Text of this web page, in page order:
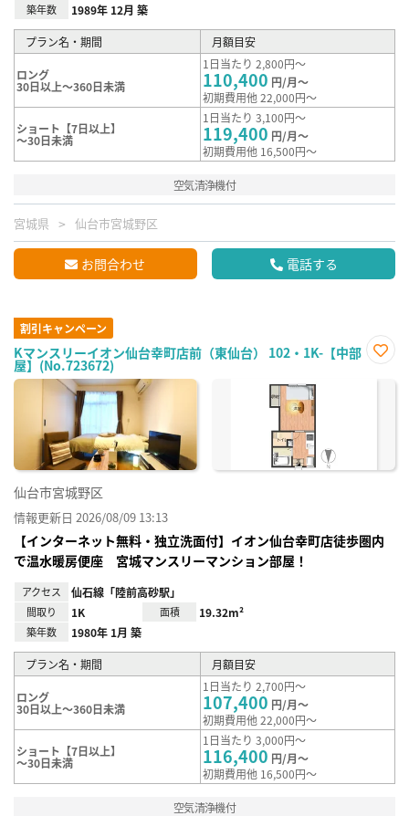
築年数 1989年 12月 築
プラン名・期間 月額目安
ロング
30日以上～360日未満
1日当たり 2,800円～
110,400 円/月～
初期費用他 22,000円～
ショート【7日以上】
～30日未満
1日当たり 3,100円～
119,400 円/月～
初期費用他 16,500円～
空気清浄機付
宮城県 仙台市宮城野区
お問合わせ 電話する
割引キャンペーン
Kマンスリーイオン仙台幸町店前（東仙台） 102・1K-【中部
屋】(No.723672)
に入
仙台市宮城野区
情報更新日 2026/08/09 13:13
【インターネット無料・独立洗面付】イオン仙台幸町店徒歩圏内
で温水暖房便座 宮城マンスリーマンション部屋！
アクセス 仙石線「陸前高砂駅」
間取り 1K 面積 19.32m²
築年数 1980年 1月 築
プラン名・期間 月額目安
ロング
30日以上～360日未満
1日当たり 2,700円～
107,400 円/月～
初期費用他 22,000円～
ショート【7日以上】
～30日未満
1日当たり 3,000円～
116,400 円/月～
初期費用他 16,500円～
空気清浄機付